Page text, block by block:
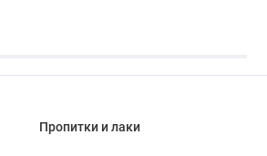
Пропитки и лаки